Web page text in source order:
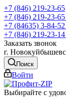
+7 (846) 219-23-65
+7 (846) 219-23-65
+7 (84635) 3-84-52
+7 (846) 219-23-14
Заказать звонок
г.
Поиск
Войти
Выбирайте с